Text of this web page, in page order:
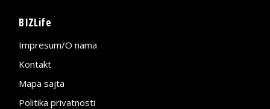
BIZLife
Impresum/O nama
Kontakt
Mapa sajta
Politika privatnosti